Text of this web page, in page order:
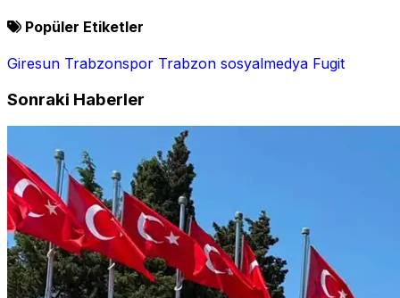
Popüler Etiketler
Giresun Trabzonspor Trabzon sosyalmedya Fugit
Sonraki Haberler